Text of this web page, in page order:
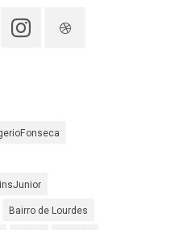
Bairro de Lourdes